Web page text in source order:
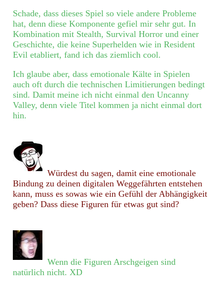
Schade, dass dieses Spiel so viele andere Probleme
hat, denn diese Komponente gefiel mir sehr gut. In
Kombination mit Stealth, Survival Horror und einer
Geschichte, die keine Superhelden wie in Resident
Evil etabliert, fand ich das ziemlich cool.
Ich glaube aber, dass emotionale Kälte in Spielen
auch oft durch die technischen Limitierungen bedingt
sind. Damit meine ich nicht einmal den Uncanny
Valley, denn viele Titel kommen ja nicht einmal dort
hin.
Würdest du sagen, damit eine emotionale
Bindung zu deinen digitalen Weggefährten entstehen
kann, muss es sowas wie ein Gefühl der Abhängigkeit
geben? Dass diese Figuren für etwas gut sind?
Wenn die Figuren Arschgeigen sind
natürlich nicht. XD